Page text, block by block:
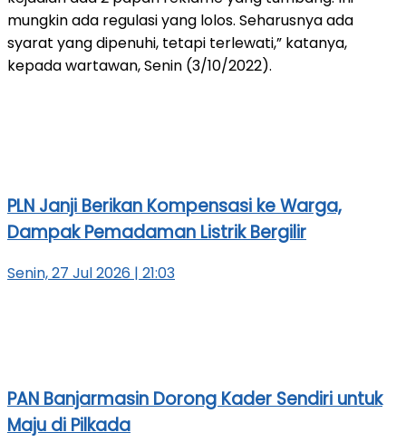
mungkin ada regulasi yang lolos. Seharusnya ada
syarat yang dipenuhi, tetapi terlewati,” katanya,
kepada wartawan, Senin (3/10/2022).
PLN Janji Berikan Kompensasi ke Warga,
Dampak Pemadaman Listrik Bergilir
Senin, 27 Jul 2026 | 21:03
PAN Banjarmasin Dorong Kader Sendiri untuk
Maju di Pilkada